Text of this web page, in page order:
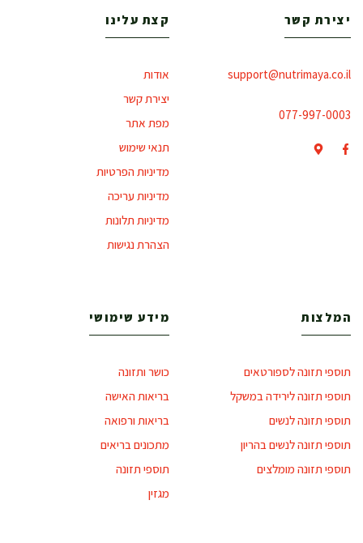
יצירת קשר
support@nutrimaya.co.il
077-997-0003
קצת עלינו
אודות
יצירת קשר
מפת אתר
תנאי שימוש
מדיניות הפרטיות
מדיניות עריכה
מדיניות תלונות
הצהרת נגישות
המלצות
תוספי תזונה לספורטאים
תוספי תזונה לירידה במשקל
תוספי תזונה לנשים
תוספי תזונה לנשים בהריון
תוספי תזונה מומלצים
מידע שימושי
כושר ותזונה
בריאות האישה
בריאות ורפואה
מתכונים בריאים
תוספי תזונה
מגזין